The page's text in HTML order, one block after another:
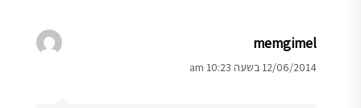
memgimel
12/06/2014 בשעה 10:23 am